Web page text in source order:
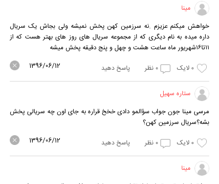
مینا
خواهش میکنم عزیزم .نه سرزمین کهن پخش نمیشه ولی بجاش یک سریال
داره میده به نام دیگری که از مجموعه سریال های روز های بهتر هست که از
۱۱تا۱۶شهریور ماه ساعت هشت و چهل و پنج دقیقه پخش میشه
0 لایک 0 نظر پاسخ دهید 1396/06/12
ستاره سهیل
مرسی مینا جون جواب سؤالمو دادی خخخ قراره به جای اون چه سریالی پخش
بشه؟سریال سرزمین کهن؟
0 لایک 0 نظر پاسخ دهید 1396/06/12
مینا